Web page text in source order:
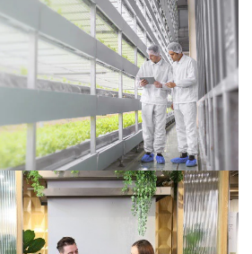
verdient een
Slimme standaardisatie en
de infra sneller, betaalbaarder én
het anders kan.
zich
‘domein’